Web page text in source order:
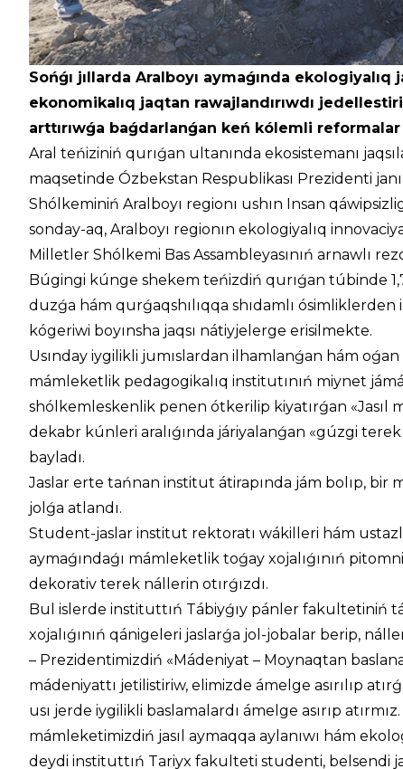
Sońǵı jıllarda Aralboyı aymaǵında
ekonomikalıq jaqtan rawajlandırıwdı
arttırıwǵa baǵdarlanǵan keń kólemli reformalar
Aral teńiziniń qurıǵan ultanında ekosistemanı
maqsetinde Ózbekstan Respublikası Prezidenti
Shólkeminiń Aralboyı regionı ushın Insan
sonday-aq, Aralboyı regionın ekologiyalıq
Milletler Shólkemi Bas Assambleyasınıń arnawlı
Búgingi kúnge shekem teńizdiń qurıǵan túbinde
duzǵa hám qurǵaqshılıqqa shıdamlı ósimliklerden
kógeriwi boyınsha jaqsı nátiyjelerge erisilmekte.
Usınday iygilikli jumıslardan ilhamlanǵan hám
mámleketlik pedagogikalıq institutınıń miynet
shólkemleskenlik penen ótkerilip kiyatırǵan «Jasıl
dekabr kúnleri aralıǵında járiyalanǵan «gúzgi terek
bayladı.
Jaslar erte tańnan institut átirapında jám bolıp, bir
jolǵa atlandı.
Student-jaslar institut rektoratı wákilleri hám
aymaǵındaǵı mámleketlik toǵay xojalıǵınıń
dekorativ terek nállerin otırǵızdı.
Bul islerde instituttıń Tábiyǵıy pánler fakultetiniń
xojalıǵınıń qánigeleri jaslarǵa jol-jobalar berip,
– Prezidentimizdiń «Mádeniyat – Moynaqtan
mádeniyattı jetilistiriw, elimizde ámelge asırılıp
usı jerde iygilikli baslamalardı ámelge asırıp
mámleketimizdiń jasıl aymaqqa aylanıwı hám
deydi instituttıń Tariyx fakulteti studenti, belsendi